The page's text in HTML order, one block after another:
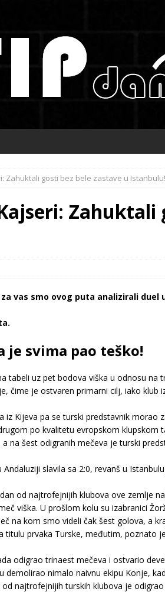
Zahuktali gosti bez bele zastave u Istanbulu!
Zahuktali
vas smo ovog puta analizirali
je svima pao teško!
tabeli uz pet bodova viška u odnosu
čime je ostvaren primarni cilj, iako
Kijeva pa se turski predstavnik morao
po kvalitetu evropskom
na šest odigranih mečeva je turski
slavila sa 2:0, revanš u
od najtrofejnijih klubova ove zemlje
viška. U prošlom kolu su izabranici
na kom smo videli čak šest golova, a
prvaka Turske, međutim, poznato
odigrao trinaest mečeva i ostvario
nimalo naivnu ekipu Konje,
najtrofejnijih turskih klubova je